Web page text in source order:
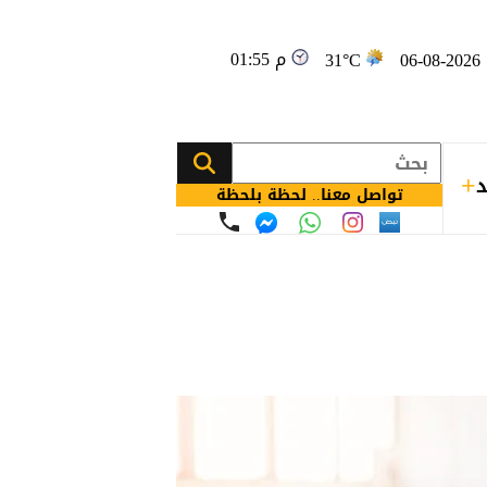
31°C 01:55 م
تواصل معنا.. لحظة بلحظة